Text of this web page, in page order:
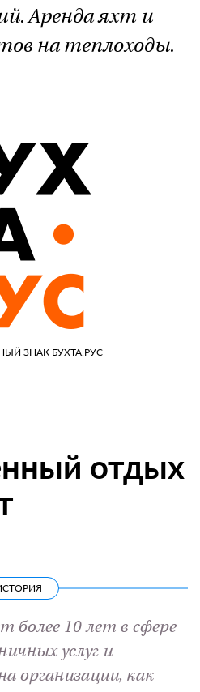
Аренда яхт и
на теплоходы.
ЗНАК БУХТА.РУС
отдых
более 10 лет в сфере
услуг и
организации, как